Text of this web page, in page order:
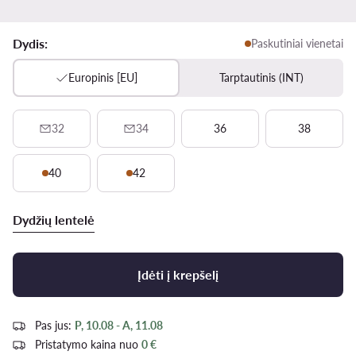
Dydis: Paskutiniai vienetai
Europinis [EU] Tarptautinis (INT)
32 34 36 38
40 42
Dydžių lentelė
Įdėti į krepšelį
Pas jus: P, 10.08 - A, 11.08
Pristatymo kaina nuo 0 €